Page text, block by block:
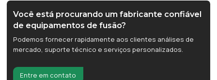
Você está procurando um fabricante confiável
de equipamentos de fusão?
Podemos fornecer rapidamente aos clientes análises de
mercado, suporte técnico e serviços personalizados.
Entre em contato